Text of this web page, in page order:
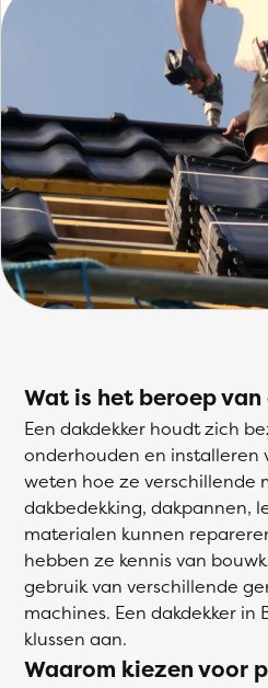
Wat is het beroep
Een dakdekker houdt zich
onderhouden en installeren
weten hoe ze verschillende
dakbedekking, dakpannen,
materialen kunnen
hebben ze kennis van
gebruik van verschillende
machines. Een dakdekker in
klussen aan.
Waarom kiezen voor